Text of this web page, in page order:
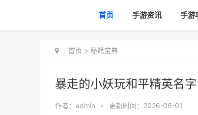
首页 手游资讯 手游
首页 > 秘籍宝典
暴走的小妖玩和平精英名
作者： admin • 更新时间：2026-06-01